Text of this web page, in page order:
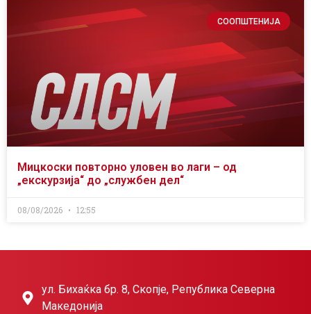
СООПШТЕНИЈА
Мицкоски повторно уловен во лаги – од
„екскурзија“ до „службен дел“
08/08/2026 12:55
ул. Бихаќка бр. 8, Скопје, Република Северна
Македонија